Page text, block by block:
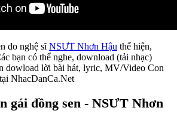
do nghệ sĩNSƯT Nhơn Hậu thể hiện,
bạn có thể nghe, download (tải nhạc)
dowload lời bài hát, lyric, MV/Video Con
NhacDanCa.Net
gái đồng sen - NSƯT Nhơn